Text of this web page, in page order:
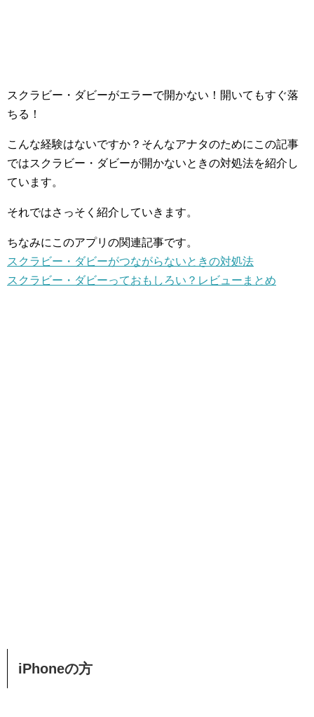
スクラビー・ダビーがエラーで開かない！開いてもすぐ落
ちる！
こんな経験はないですか？そんなアナタのためにこの記事
ではスクラビー・ダビーが開かないときの対処法を紹介し
ています。
それではさっそく紹介していきます。
ちなみにこのアプリの関連記事です。
スクラビー・ダビーがつながらないときの対処法
スクラビー・ダビーっておもしろい？レビューまとめ
iPhoneの方